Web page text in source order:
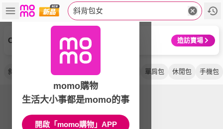
斜背包女
COACH 造訪賣場
斜背包 側背包 防潑水 單肩包 休閒包 手機包
momo購物
生活大小事都是momo的事
開啟「momo購物」APP